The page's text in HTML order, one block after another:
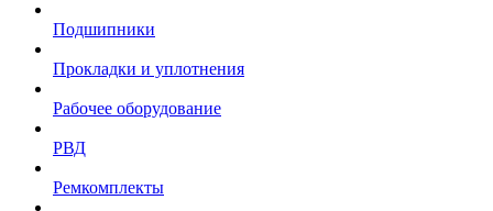
Подшипники
Прокладки и уплотнения
Рабочее оборудование
РВД
Ремкомплекты